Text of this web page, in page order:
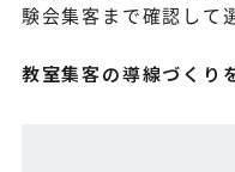
験会集客まで確認して
教室集客の導線づくり